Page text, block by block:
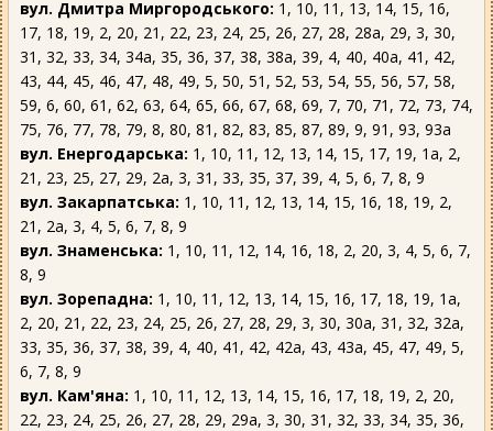
вул. Дмитра Миргородського: 1, 10, 11, 13, 14, 15, 16,
17, 18, 19, 2, 20, 21, 22, 23, 24, 25, 26, 27, 28, 28а, 29, 3, 30,
31, 32, 33, 34, 34а, 35, 36, 37, 38, 38а, 39, 4, 40, 40а, 41, 42,
43, 44, 45, 46, 47, 48, 49, 5, 50, 51, 52, 53, 54, 55, 56, 57, 58,
59, 6, 60, 61, 62, 63, 64, 65, 66, 67, 68, 69, 7, 70, 71, 72, 73, 74,
75, 76, 77, 78, 79, 8, 80, 81, 82, 83, 85, 87, 89, 9, 91, 93, 93а
вул. Енергодарська: 1, 10, 11, 12, 13, 14, 15, 17, 19, 1а, 2,
21, 23, 25, 27, 29, 2а, 3, 31, 33, 35, 37, 39, 4, 5, 6, 7, 8, 9
вул. Закарпатська: 1, 10, 11, 12, 13, 14, 15, 16, 18, 19, 2,
21, 2а, 3, 4, 5, 6, 7, 8, 9
вул. Знаменська: 1, 10, 11, 12, 14, 16, 18, 2, 20, 3, 4, 5, 6, 7,
8, 9
вул. Зорепадна: 1, 10, 11, 12, 13, 14, 15, 16, 17, 18, 19, 1а,
2, 20, 21, 22, 23, 24, 25, 26, 27, 28, 29, 3, 30, 30а, 31, 32, 32а,
33, 35, 36, 37, 38, 39, 4, 40, 41, 42, 42а, 43, 43а, 45, 47, 49, 5,
6, 7, 8, 9
вул. Кам'яна: 1, 10, 11, 12, 13, 14, 15, 16, 17, 18, 19, 2, 20,
22, 23, 24, 25, 26, 27, 28, 29, 29а, 3, 30, 31, 32, 33, 34, 35, 36,